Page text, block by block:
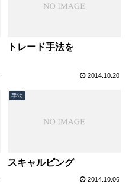
トレード手法を
2014.10.20
手法
スキャルピング
2014.10.06